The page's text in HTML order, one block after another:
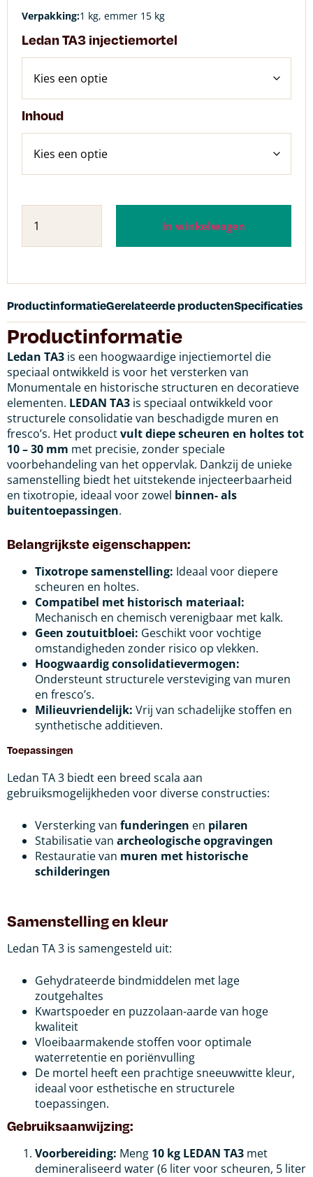
Verpakking:1 kg, emmer 15 kg
Ledan TA3 injectiemortel
Inhoud
In winkelwagen
ProductinformatieGerelateerde productenSpecificaties
Productinformatie
Ledan TA3 is een hoogwaardige injectiemortel die
speciaal ontwikkeld is voor het versterken van
Monumentale en historische structuren en decoratieve
elementen. LEDAN TA3 is speciaal ontwikkeld voor
structurele consolidatie van beschadigde muren en
fresco’s. Het productvult diepe scheuren en holtes tot
10 – 30 mm met precisie, zonder speciale
voorbehandeling van het oppervlak. Dankzij de unieke
samenstelling biedt het uitstekende injecteerbaarheid
en tixotropie, ideaal voor zowel binnen- als
buitentoepassingen.
Belangrijkste eigenschappen:
Tixotrope samenstelling: Ideaal voor diepere
scheuren en holtes.
Compatibel met historisch materiaal:
Mechanisch en chemisch verenigbaar met kalk.
Geen zoutuitbloei: Geschikt voor vochtige
omstandigheden zonder risico op vlekken.
Hoogwaardig consolidatievermogen:
Ondersteunt structurele versteviging van muren
en fresco’s.
Milieuvriendelijk: Vrij van schadelijke stoffen en
synthetische additieven.
Toepassingen
Ledan TA 3 biedt een breed scala aan
gebruiksmogelijkheden voor diverse constructies:
Versterking van funderingen en pilaren
Stabilisatie van archeologische opgravingen
Restauratie van muren met historische
schilderingen
Samenstelling en kleur
Ledan TA 3 is samengesteld uit:
Gehydrateerde bindmiddelen met lage
zoutgehaltes
Kwartspoeder en puzzolaan-aarde van hoge
kwaliteit
Vloeibaarmakende stoffen voor optimale
waterretentie en poriënvulling
De mortel heeft een prachtige sneeuwwitte kleur,
ideaal voor esthetische en structurele
toepassingen.
Gebruiksaanwijzing:
Voorbereiding: Meng 10 kg LEDAN TA3 met
demineraliseerd water (6 liter voor scheuren, 5 liter